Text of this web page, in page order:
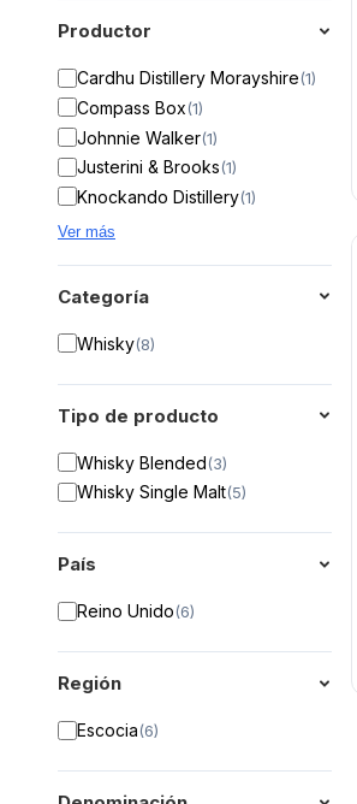
Productor
Cardhu Distillery Morayshire(1)
Compass Box(1)
Johnnie Walker(1)
Justerini & Brooks(1)
Knockando Distillery(1)
Ver más
Categoría
Whisky(8)
Tipo de producto
Whisky Blended(3)
Whisky Single Malt(5)
País
Reino Unido(6)
Región
Escocia(6)